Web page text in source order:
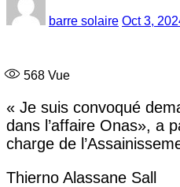
barre solaire Oct 3,
568 Vue
« Je suis convoqué
dans l’affaire Onas», a
charge de
Thierno Alassane Sall